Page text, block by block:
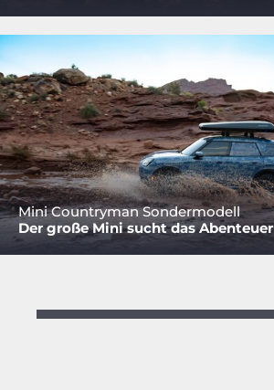
Mini Countryman Sondermodell
Der große Mini sucht das Abenteuer